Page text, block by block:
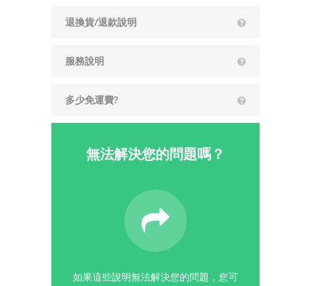
退換貨/退款說明
服務說明
多少免運費?
無法解決您的問題嗎？
如果這些說明無法解決您的問題，您可